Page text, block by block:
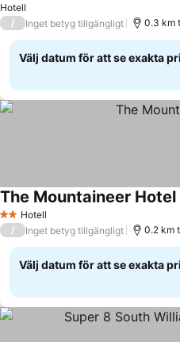
Hotell
/ Inget betyg tillgängligt 0.3 km
Välj datum för att se exakta
2 Stjärnor
Hotell
The Mountaineer Hotel
/ Inget betyg tillgängligt 0.2 km
Välj datum för att se exakta